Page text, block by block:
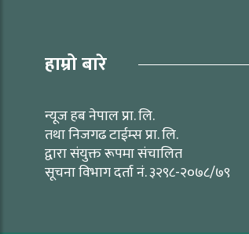
हाम्रो बारे
न्यूज हब नेपाल प्रा. लि.
तथा निजगढ टाईम्स प्रा. लि.
द्वारा संयुक्त रूपमा संचालित
सूचना विभाग दर्ता नं. ३२९८-२०७८/७९